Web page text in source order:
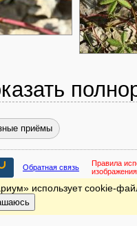
приёмы
Обратная связь Правила
использует cookie-